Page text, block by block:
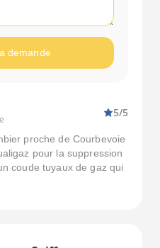
demande
5/5
proche de Courbevoie
pour la suppression
coude tuyaux de gaz qui